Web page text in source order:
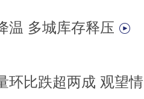
温 多城库存释压
环比跌超两成 观望情